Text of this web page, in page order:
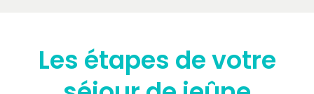
Les étapes de votre